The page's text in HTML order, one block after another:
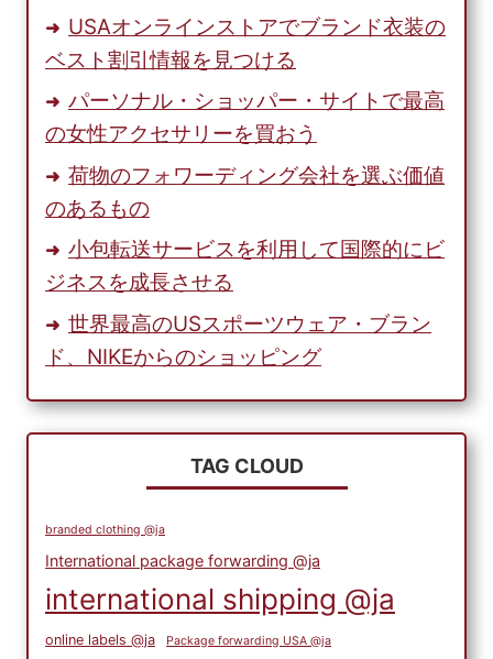
USAオンラインストアでブランド衣装の
ベスト割引情報を見つける
パーソナル・ショッパー・サイトで最高
の女性アクセサリーを買おう
荷物のフォワーディング会社を選ぶ価値
のあるもの
小包転送サービスを利用して国際的にビ
ジネスを成長させる
世界最高のUSスポーツウェア・ブラン
ド、NIKEからのショッピング
TAG CLOUD
branded clothing @ja
International package forwarding @ja
international shipping @ja
online labels @ja Package forwarding USA @ja